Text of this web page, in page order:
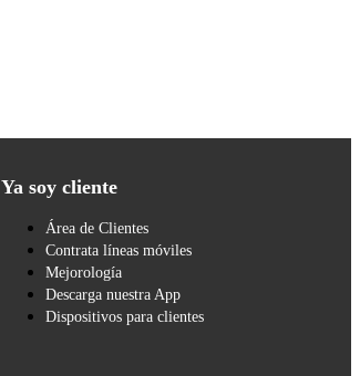
Ya soy cliente
Área de Clientes
Contrata líneas móviles
Mejorología
Descarga nuestra App
Dispositivos para clientes